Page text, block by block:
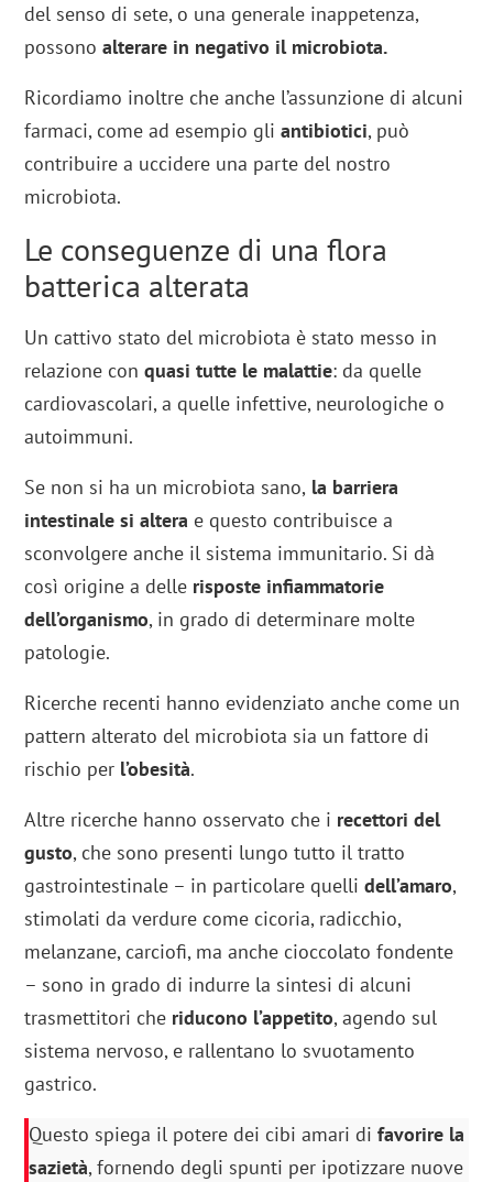
del senso di sete, o una generale inappetenza,
possonoalterare in negativo il microbiota.
Ricordiamo inoltre che anche l’assunzione di alcuni
farmaci, come ad esempio gliantibiotici, può
contribuire a uccidere una parte del nostro
microbiota.
Le conseguenze di una flora
batterica alterata
Un cattivo stato del microbiota è stato messo in
relazione conquasi tutte le malattie: da quelle
cardiovascolari, a quelle infettive, neurologiche o
autoimmuni.
Se non si ha un microbiota sano, la barriera
intestinale si altera e questo contribuisce a
sconvolgere anche il sistema immunitario. Si dà
così origine a delle risposte infiammatorie
dell’organismo, in grado di determinare molte
patologie.
Ricerche recenti hanno evidenziato anche come un
pattern alterato del microbiota sia un fattore di
rischio per l’obesità.
Altre ricerche hanno osservato che i recettori del
gusto, che sono presenti lungo tutto il tratto
gastrointestinale – in particolare quellidell’amaro,
stimolati da verdure come cicoria, radicchio,
melanzane, carciofi, ma anche cioccolato fondente
– sono in grado di indurre la sintesi di alcuni
trasmettitori che riducono l’appetito, agendo sul
sistema nervoso, e rallentano lo svuotamento
gastrico.
Questo spiega il potere dei cibi amari difavorire la
sazietà, fornendo degli spunti per ipotizzare nuove